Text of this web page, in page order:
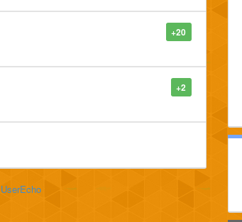
+20
+2
UserEcho